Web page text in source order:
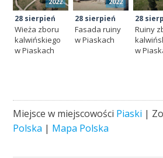
28 sierpień
Wieża zboru
kalwińskiego
w Piaskach
28 sierpień
Fasada ruiny
w Piaskach
28
Ruiny
w
Miejsce w miejscowości Piaski |
Polska | Mapa Polska